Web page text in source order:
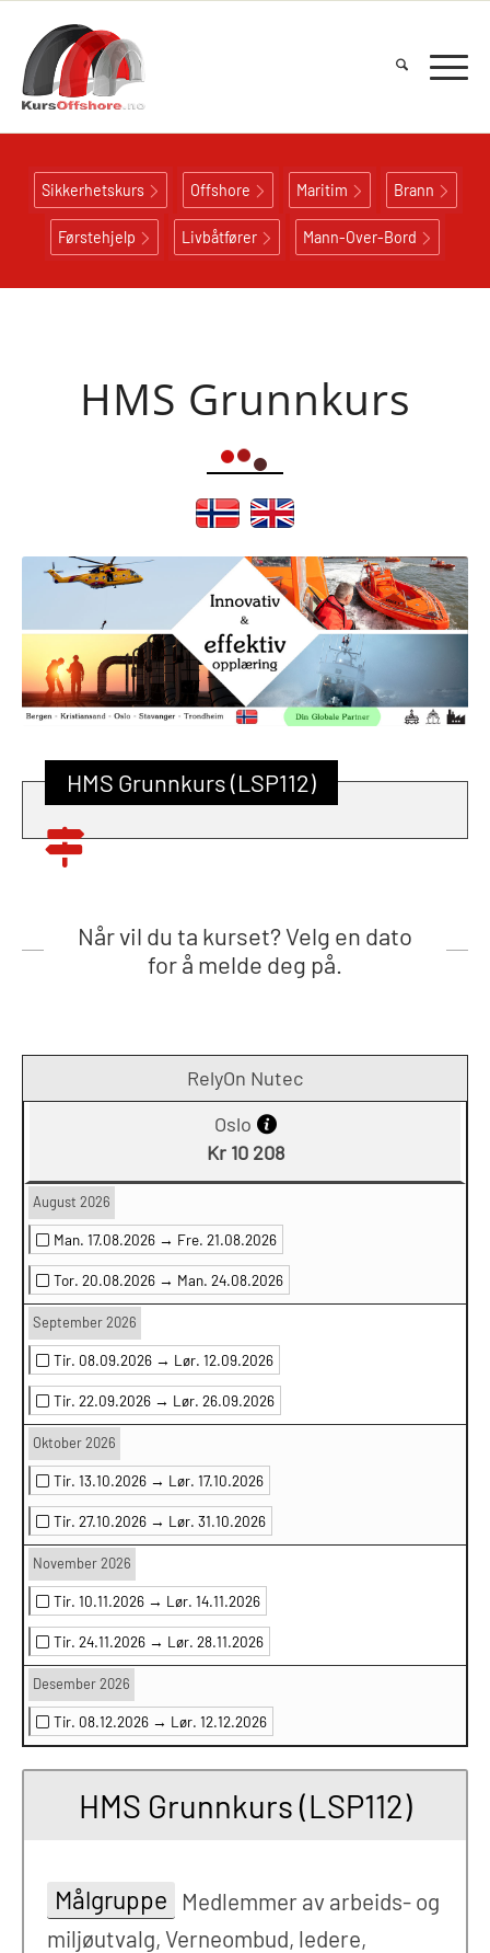
Sikkerhetskurs Offshore Maritim Brann
Førstehjelp Livbåtfører Mann-Over-Bord
HMS Grunnkurs
HMS Grunnkurs (LSP112)
Når vil du ta kurset? Velg en dato
for å melde deg på.
RelyOn Nutec
Oslo
Kr 10 208
August 2026
Man. 17.08.2026 → Fre. 21.08.2026
Tor. 20.08.2026 → Man. 24.08.2026
September 2026
Tir. 08.09.2026 → Lør. 12.09.2026
Tir. 22.09.2026 → Lør. 26.09.2026
Oktober 2026
Tir. 13.10.2026 → Lør. 17.10.2026
Tir. 27.10.2026 → Lør. 31.10.2026
November 2026
Tir. 10.11.2026 → Lør. 14.11.2026
Tir. 24.11.2026 → Lør. 28.11.2026
Desember 2026
Tir. 08.12.2026 → Lør. 12.12.2026
HMS Grunnkurs (LSP112)
Målgruppe
Medlemmer av arbeids- og
miljøutvalg, Verneombud, ledere,